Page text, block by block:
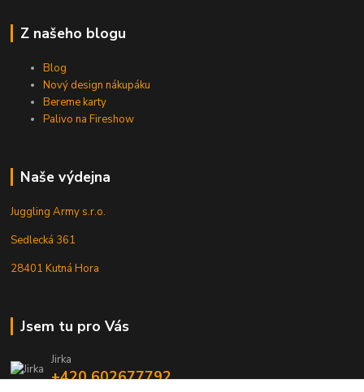
Z našeho blogu
Blog
Nový design nákupáku
Bereme karty
Palivo na Fireshow
Naše výdejna
Juggling Army s.r.o.
Sedlecká 361
28401 Kutná Hora
Jsem tu pro Vás
Jirka
+420 602677792